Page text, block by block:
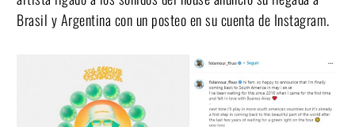
Brasil y Argentina con un posteo en su cuenta de Instagram.